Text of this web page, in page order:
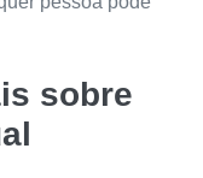
sobre